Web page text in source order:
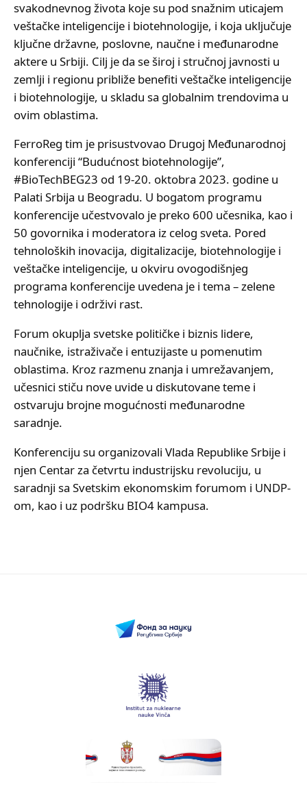
svakodnevnog života koje su pod snažnim uticajem
veštačke inteligencije i biotehnologije, i koja uključuje
ključne državne, poslovne, naučne i međunarodne
aktere u Srbiji. Cilj je da se široj i stručnoj javnosti u
zemlji i regionu približe benefiti veštačke inteligencije
i biotehnologije, u skladu sa globalnim trendovima u
ovim oblastima.
FerroReg tim je prisustvovao Drugoj Međunarodnoj
konferenciji “Budućnost biotehnologije”,
#BioTechBEG23 od 19-20. oktobra 2023. godine u
Palati Srbija u Beogradu. U bogatom programu
konferencije učestvovalo je preko 600 učesnika, kao i
50 govornika i moderatora iz celog sveta. Pored
tehnoloških inovacija, digitalizacije, biotehnologije i
veštačke inteligencije, u okviru ovogodišnjeg
programa konferencije uvedena je i tema – zelene
tehnologije i održivi rast.
Forum okuplja svetske političke i biznis lidere,
naučnike, istraživače i entuzijaste u pomenutim
oblastima. Kroz razmenu znanja i umrežavanjem,
učesnici stiču nove uvide u diskutovane teme i
ostvaruju brojne mogućnosti međunarodne
saradnje.
Konferenciju su organizovali Vlada Republike Srbije i
njen Centar za četvrtu industrijsku revoluciju, u
saradnji sa Svetskim ekonomskim forumom i UNDP-
om, kao i uz podršku BIO4 kampusa.